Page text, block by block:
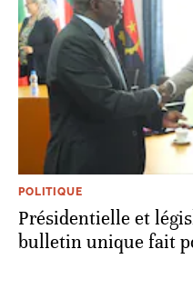
POLITIQUE
Présidentielle et
bulletin unique fait